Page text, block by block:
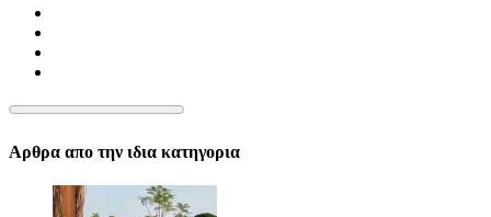
Αρθρα απο την ιδια κατηγορια